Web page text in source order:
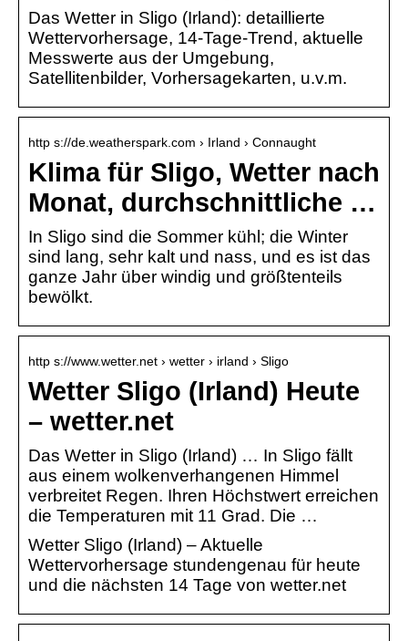
Das Wetter in Sligo (Irland): detaillierte
Wettervorhersage, 14-Tage-Trend, aktuelle
Messwerte aus der Umgebung,
Satellitenbilder, Vorhersagekarten, u.v.m.
http s://de.weatherspark.com › Irland › Connaught
Klima für Sligo, Wetter nach
Monat, durchschnittliche …
In Sligo sind die Sommer kühl; die Winter
sind lang, sehr kalt und nass, und es ist das
ganze Jahr über windig und größtenteils
bewölkt.
http s://www.wetter.net › wetter › irland › Sligo
Wetter Sligo (Irland) Heute
– wetter.net
Das Wetter in Sligo (Irland) … In Sligo fällt
aus einem wolkenverhangenen Himmel
verbreitet Regen. Ihren Höchstwert erreichen
die Temperaturen mit 11 Grad. Die …
Wetter Sligo (Irland) – Aktuelle
Wettervorhersage stundengenau für heute
und die nächsten 14 Tage von wetter.net